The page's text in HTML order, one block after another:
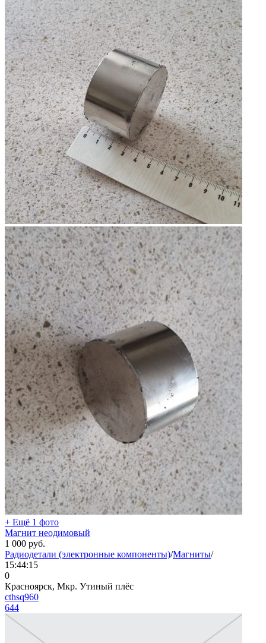
+ Ещё 1 фото
Магнит неодимовый
1 000 руб.
Радиодетали (электронные компоненты)/Магниты/
15:44:15
0
Красноярск, Мкр. Утиный плёс
cthsq960
644